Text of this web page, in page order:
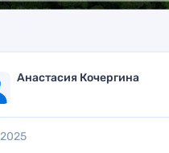
Анастасия Кочергина